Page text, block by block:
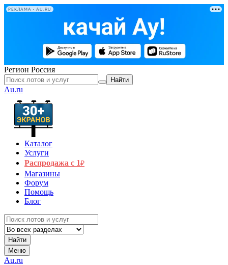
РЕКЛАМА • AU.RU
Регион Россия
Найти
Au.ru
Каталог
Услуги
Распродажа с 1₽
Магазины
Форум
Помощь
Блог
Найти
Меню
Au.ru